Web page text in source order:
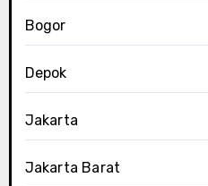
Bogor
Depok
Jakarta
Jakarta Barat